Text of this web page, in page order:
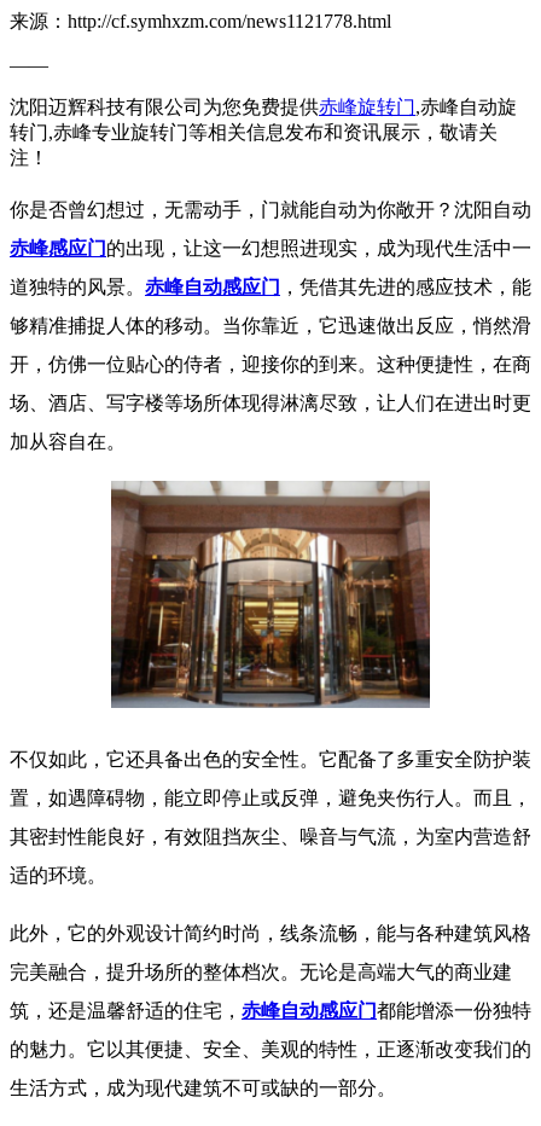
来源：http://cf.symhxzm.com/news1121778.html
——
沈阳迈辉科技有限公司为您免费提供赤峰旋转门,赤峰自动旋
转门,赤峰专业旋转门等相关信息发布和资讯展示，敬请关
注！
你是否曾幻想过，无需动手，门就能自动为你敞开？沈阳自动
赤峰感应门 的出现，让这一幻想照进现实，成为现代生活中一
道独特的风景。 赤峰自动感应门 ，凭借其先进的感应技术，能
够精准捕捉人体的移动。当你靠近，它迅速做出反应，悄然滑
开，仿佛一位贴心的侍者，迎接你的到来。这种便捷性，在商
场、酒店、写字楼等场所体现得淋漓尽致，让人们在进出时更
加从容自在。
不仅如此，它还具备出色的安全性。它配备了多重安全防护装
置，如遇障碍物，能立即停止或反弹，避免夹伤行人。而且，
其密封性能良好，有效阻挡灰尘、噪音与气流，为室内营造舒
适的环境。
此外，它的外观设计简约时尚，线条流畅，能与各种建筑风格
完美融合，提升场所的整体档次。无论是高端大气的商业建
筑，还是温馨舒适的住宅， 赤峰自动感应门都能增添一份独特
的魅力。它以其便捷、安全、美观的特性，正逐渐改变我们的
生活方式，成为现代建筑不可或缺的一部分。